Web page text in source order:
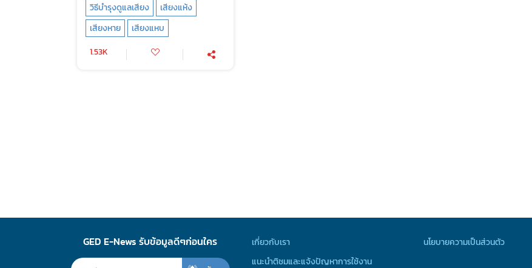
วิธีบำรุงดูแลเสียง
เสียงแห้ง
เสียงหาย
เสียงแหบ
1.53K
GED E-News รับข้อมูลดีๆก่อนใคร
เกี่ยวกับเรา
แนะนำติชมและแจ้งปัญหาการใช้งาน
นโยบายความเป็นส่วนตัว